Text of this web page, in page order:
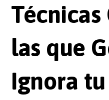
las que
Ignora